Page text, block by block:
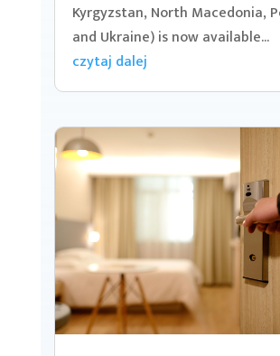
Kyrgyzstan, North Macedonia,
and Ukraine) is now available...
czytaj dalej